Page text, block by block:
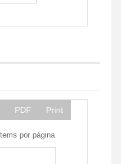
PDF Print
por página